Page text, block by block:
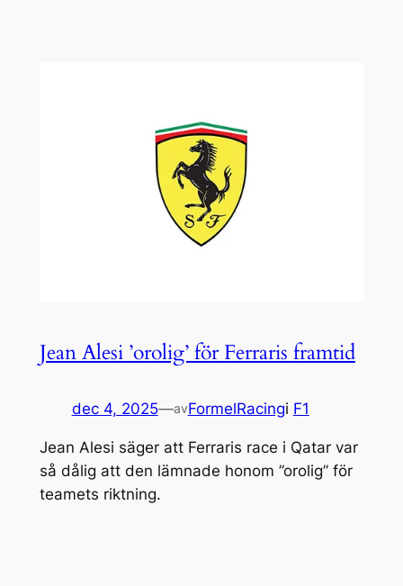
Jean Alesi ’orolig’ för Ferraris framtid
dec 4, 2025—avFormelRacingi F1
Jean Alesi säger att Ferraris race i Qatar var
så dålig att den lämnade honom ”orolig” för
teamets riktning.